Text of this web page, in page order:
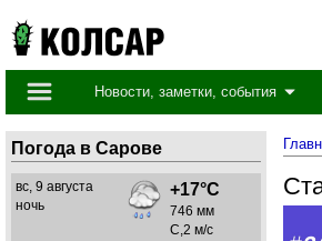
Новости, заметки, события
Погода в Сарове
вс, 9 августа
ночь
+17°C
746 мм
С,2 м/с